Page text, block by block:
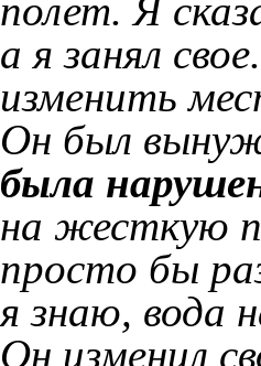
полет. Я
а я занял
изменить
Он был
была
на жесткую
просто бы
я знаю, вода
Он изменил